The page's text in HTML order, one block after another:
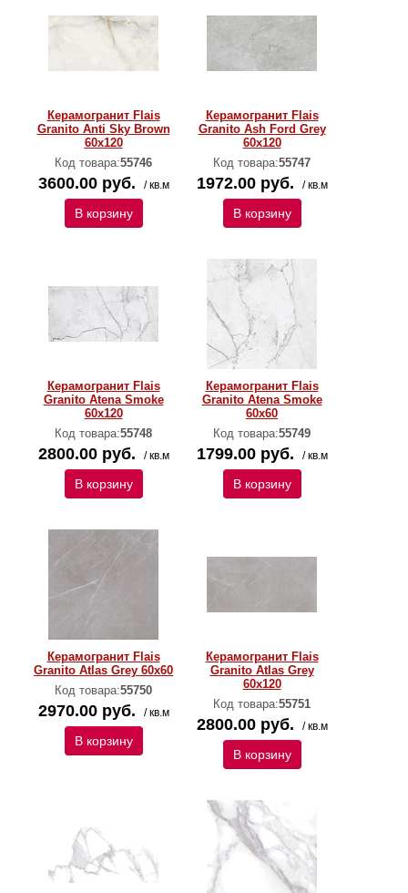
Керамогранит Flais
Granito Anti Sky Brown
60х120
Код товара:55746
3600.00 руб. / кв.м
В корзину
Керамогранит Flais
Granito Ash Ford Grey
60х120
Код товара:55747
1972.00 руб. / кв.м
В корзину
Керамогранит Flais
Granito Atena Smoke
60х120
Код товара:55748
2800.00 руб. / кв.м
В корзину
Керамогранит Flais
Granito Atena Smoke
60х60
Код товара:55749
1799.00 руб. / кв.м
В корзину
Керамогранит Flais
Granito Atlas Grey 60х60
Код товара:55750
2970.00 руб. / кв.м
В корзину
Керамогранит Flais
Granito Atlas Grey
60х120
Код товара:55751
2800.00 руб. / кв.м
В корзину